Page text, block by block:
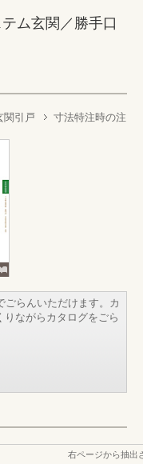
ム玄関／勝手口
関引戸
寸法特注時の注
ごらんいただけます。カ
ながらカタログをごら
右ページから抽出